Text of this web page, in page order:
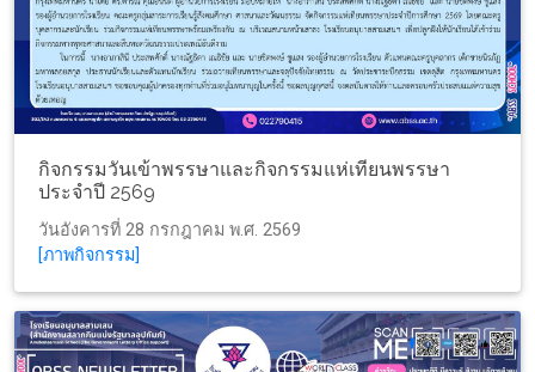
กิจกรรมวันเข้าพรรษาและกิจกรรมแห่เทียนพรรษา
ประจำปี 2569
วันอังคารที่ 28 กรกฎาคม พ.ศ. 2569
[ภาพกิจกรรม]